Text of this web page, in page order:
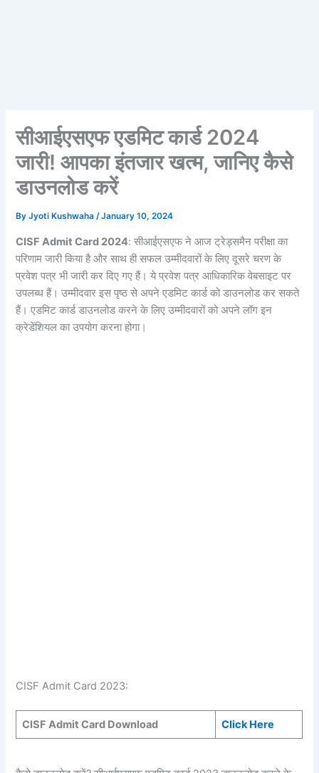
सीआईएसएफ एडमिट कार्ड 2024
जारी! आपका इंतजार खत्म, जानिए कैसे
डाउनलोड करें
ByJyoti Kushwaha/January 10, 2024
CISF Admit Card 2024: सीआईएसएफ ने आज ट्रेड्समैन परीक्षा का
परिणाम जारी किया है और साथ ही सफल उम्मीदवारों के लिए दूसरे चरण के
प्रवेश पत्र भी जारी कर दिए गए हैं। ये प्रवेश पत्र आधिकारिक वेबसाइट पर
उपलब्ध हैं। उम्मीदवार इस पृष्ठ से अपने एडमिट कार्ड को डाउनलोड कर सकते
हैं। एडमिट कार्ड डाउनलोड करने के लिए उम्मीदवारों को अपने लॉग इन
क्रेडेंशियल का उपयोग करना होगा।
CISF Admit Card 2023:
CISF Admit Card Download Click Here